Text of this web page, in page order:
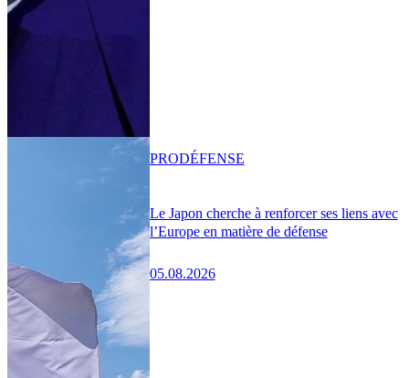
Le Japon cherche à renforcer ses liens avec
l’Europe en matière de défense
05.08.2026
PRODÉFENSE